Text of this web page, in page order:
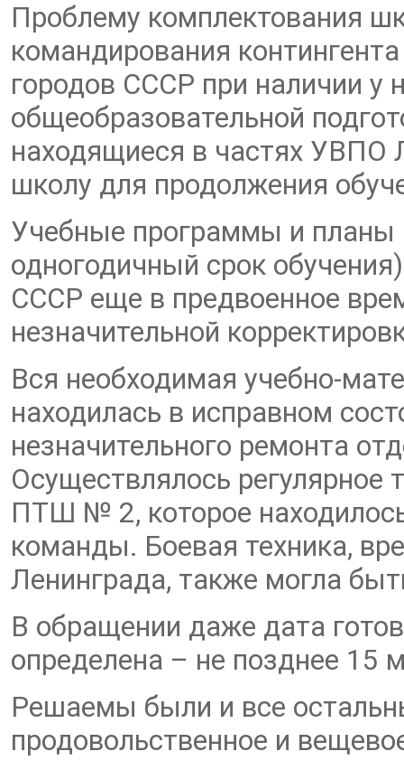
Проблему комплектования
командирования
городов СССР при наличии у
общеобразовательной
находящиеся в частях УВПО
школу для продолжения
Учебные программы и планы
одногодичный срок
СССР еще в предвоенное
незначительной
Вся необходимая учебно-
находилась в исправном
незначительного ремонта
Осуществлялось регулярное
ПТШ № 2, которое
команды. Боевая техника,
Ленинграда, также могла
В обращении даже дата
определена – не позднее 15
Решаемы были и все
продовольственное и